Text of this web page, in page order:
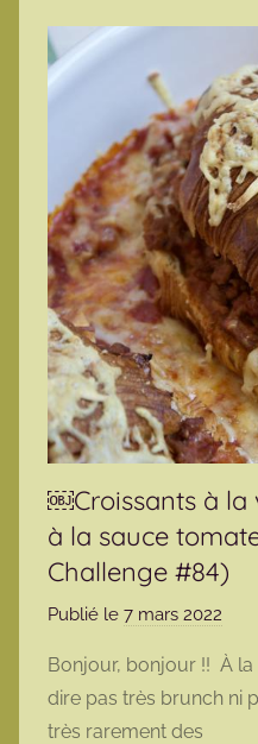
￼Croissants à la
à la sauce
Challenge #84)
Publié le 7 mars 2022
r
m
Bonjour, bonjour !! À la
dire pas très brunch ni
très rarement des